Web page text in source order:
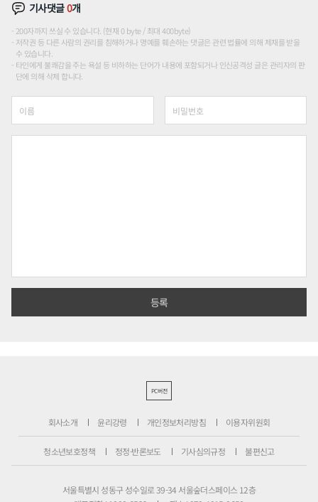
기사댓글0개
200자까지 쓰실 수 있습니다. (현재 0 byte / 최대 400byte)
저작권 등 다른 사람의 권리를 침해하거나 명예를 훼손하는 댓글은 관련 법률에 의해 제재를 받을
수 있습니다.
타인에게 불쾌감을 주는 욕설 등 비하하는 단어가 내용에 포함되거나 인신공격성 글은 관리자의 판
단에 의해 삭제 합니다.
PC버전
회사소개 윤리강령 개인정보처리방침 이용자위원회
청소년보호정책 정정·반론보도 기사심의규정 불편신고
서울특별시 성동구 성수일로 39-34 서울숲더스페이스 12층